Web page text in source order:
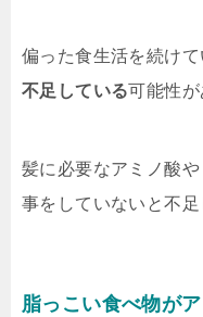
偏った食生活を続けて
不足している可能性が
髪に必要なアミノ酸
事をしていないと不足
脂っこい食べ物が